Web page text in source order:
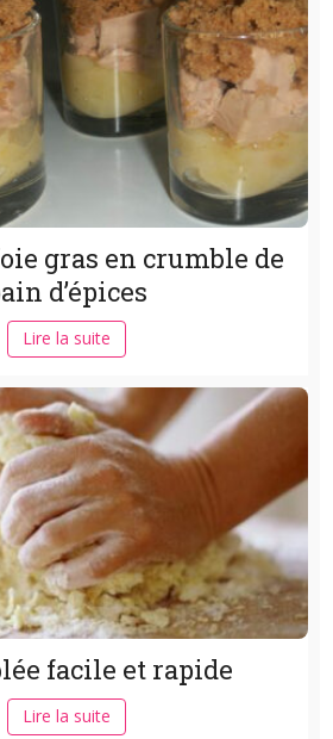
gras en crumble de
d’épices
Lire la suite
facile et rapide
Lire la suite